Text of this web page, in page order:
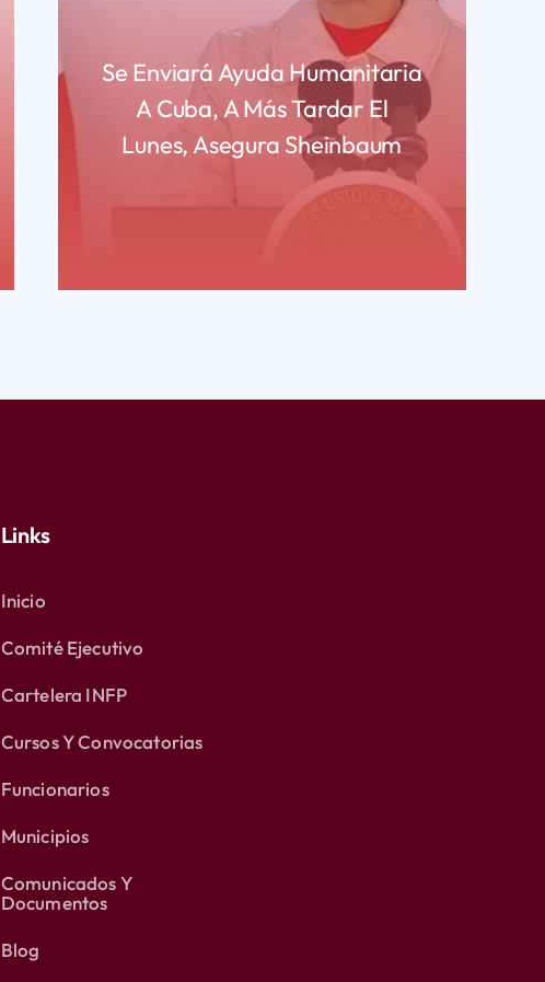
Se Enviará Ayuda Humanitaria
A Cuba, A Más Tardar El
Lunes, Asegura Sheinbaum
Links
Inicio
Comité Ejecutivo
Cartelera INFP
Cursos Y Convocatorias
Funcionarios
Municipios
Comunicados Y
Documentos
Blog